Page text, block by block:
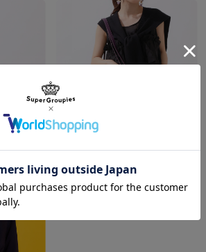
六年生 モデル おともプチバッグ 忍たま乱太郎 四年生 モデル おともプチバッグ 忍たま乱太郎
¥17,600